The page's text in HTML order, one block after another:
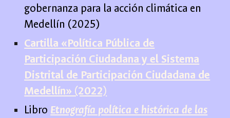
gobernanza para la acción climática en
Medellín (2025)
Cartilla «Política Pública de
Participación Ciudadana y el Sistema
Distrital de Participación Ciudadana de
Medellín» (2022)
Libro Etnografía política e histórica de las